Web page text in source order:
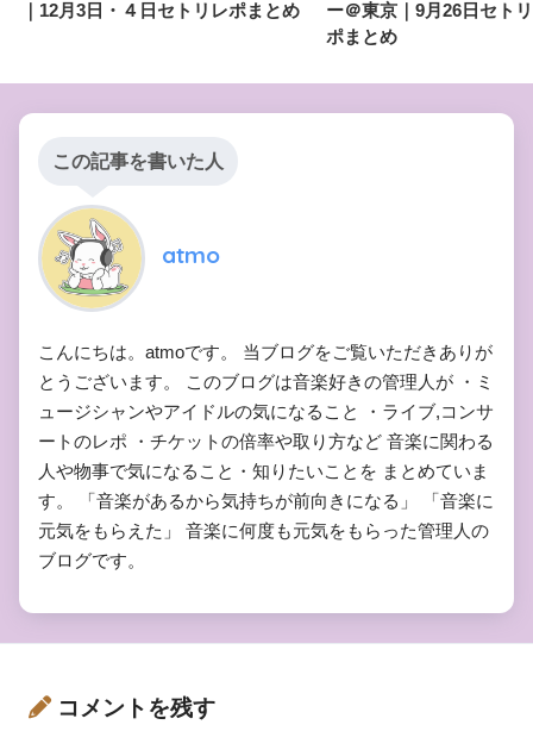
｜12月3日・４日セトリレポまとめ
ー＠東京｜9月26日セト
ポまとめ
この記事を書いた人
atmo
こんにちは。atmoです。 当ブログをご覧いただきありが
とうございます。 このブログは音楽好きの管理人が ・ミ
ュージシャンやアイドルの気になること ・ライブ,コンサ
ートのレポ ・チケットの倍率や取り方など 音楽に関わる
人や物事で気になること・知りたいことを まとめていま
す。 「音楽があるから気持ちが前向きになる」 「音楽に
元気をもらえた」 音楽に何度も元気をもらった管理人の
ブログです。
コメントを残す